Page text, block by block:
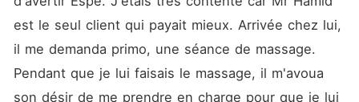
est le seul client qui payait mieux. Arrivée chez lui,
il me demanda primo, une séance de massage.
Pendant que je lui faisais le massage, il m'avoua
son désir de me prendre en charge pour que je lui